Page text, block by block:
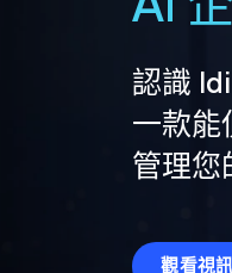
認識
一款能
管理您
觀看視訊